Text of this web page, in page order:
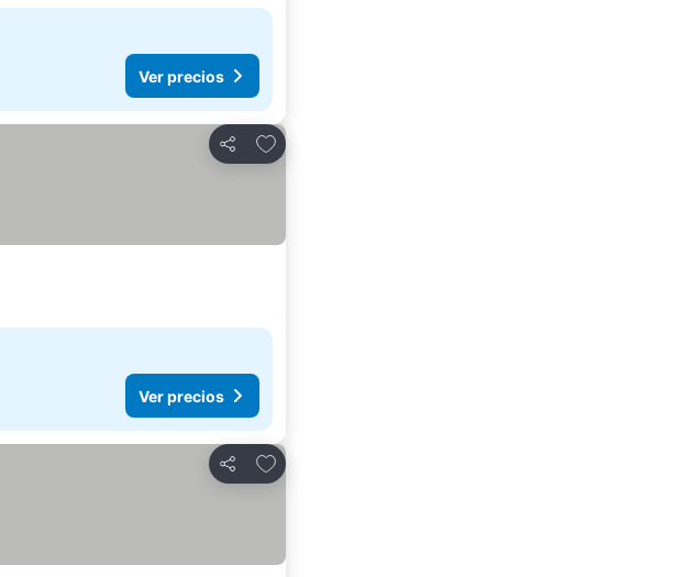
Ver precios
Compartir
Agregar a favoritos
Ver precios
Compartir
Agregar a favoritos